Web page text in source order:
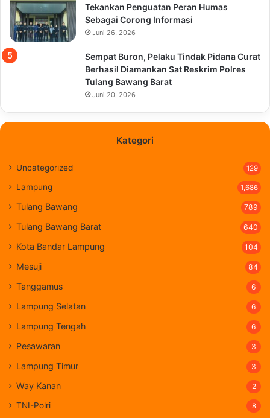
Tekankan Penguatan Peran Humas
Sebagai Corong Informasi
Juni 26, 2026
Sempat Buron, Pelaku Tindak Pidana Curat
Berhasil Diamankan Sat Reskrim Polres
Tulang Bawang Barat
Juni 20, 2026
Kategori
Uncategorized 129
Lampung 1,686
Tulang Bawang 789
Tulang Bawang Barat 640
Kota Bandar Lampung 104
Mesuji 84
Tanggamus 6
Lampung Selatan 6
Lampung Tengah 6
Pesawaran 3
Lampung Timur 3
Way Kanan 2
TNI-Polri 8